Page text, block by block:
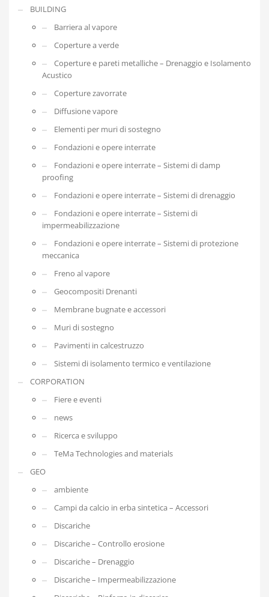
BUILDING
Barriera al vapore
Coperture a verde
Coperture e pareti metalliche – Drenaggio e Isolamento
Acustico
Coperture zavorrate
Diffusione vapore
Elementi per muri di sostegno
Fondazioni e opere interrate
Fondazioni e opere interrate – Sistemi di damp
proofing
Fondazioni e opere interrate – Sistemi di drenaggio
Fondazioni e opere interrate – Sistemi di
impermeabilizzazione
Fondazioni e opere interrate – Sistemi di protezione
meccanica
Freno al vapore
Geocompositi Drenanti
Membrane bugnate e accessori
Muri di sostegno
Pavimenti in calcestruzzo
Sistemi di isolamento termico e ventilazione
CORPORATION
Fiere e eventi
news
Ricerca e sviluppo
TeMa Technologies and materials
GEO
ambiente
Campi da calcio in erba sintetica – Accessori
Discariche
Discariche – Controllo erosione
Discariche – Drenaggio
Discariche – Impermeabilizzazione